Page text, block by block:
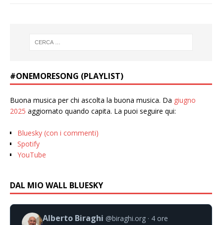
#ONEMORESONG (PLAYLIST)
Buona musica per chi ascolta la buona musica. Da giugno
2025 aggiornato quando capita. La puoi seguire qui:
Bluesky (con i commenti)
Spotify
YouTube
DAL MIO WALL BLUESKY
Alberto Biraghi @biraghi.org 4 ore